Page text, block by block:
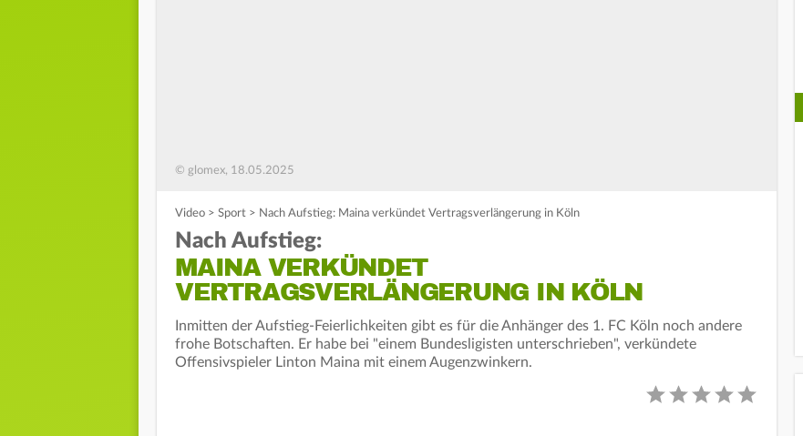
© glomex, 18.05.2025
Video > Sport > Nach Aufstieg: Maina verkündet Vertragsverlängerung in Köln
Nach Aufstieg:
MAINA VERKÜNDET
VERTRAGSVERLÄNGERUNG IN KÖLN
Inmitten der Aufstieg-Feierlichkeiten gibt es für die Anhänger des 1. FC Köln noch andere
frohe Botschaften. Er habe bei "einem Bundesligisten unterschrieben", verkündete
Offensivspieler Linton Maina mit einem Augenzwinkern.